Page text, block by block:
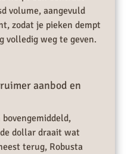
volume, aangevuld
zodat je pieken dempt
volledig weg te geven.
aanbod en
bovengemiddeld,
dollar draait wat
terug, Robusta